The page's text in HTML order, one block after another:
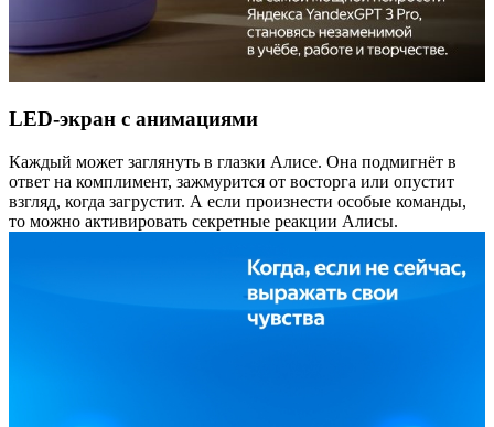
LED-экран с анимациями
Каждый может заглянуть в глазки Алисе. Она подмигнёт в
ответ на комплимент, зажмурится от восторга или опустит
взгляд, когда загрустит. А если произнести особые команды,
то можно активировать секретные реакции Алисы.